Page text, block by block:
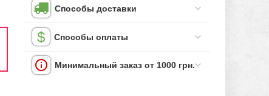
Способы доставки
Способы оплаты
Минимальный заказ от 1000 грн.